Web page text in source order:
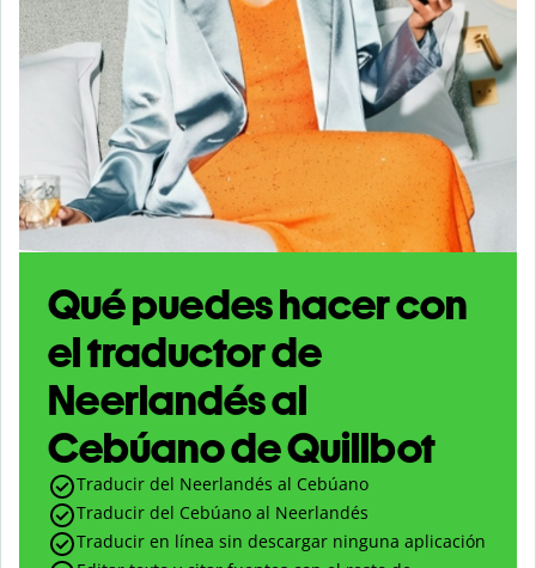
Qué puedes hacer con
el traductor de
Neerlandés al
Cebúano de Quillbot
Traducir del Neerlandés al Cebúano
Traducir del Cebúano al Neerlandés
Traducir en línea sin descargar ninguna aplicación